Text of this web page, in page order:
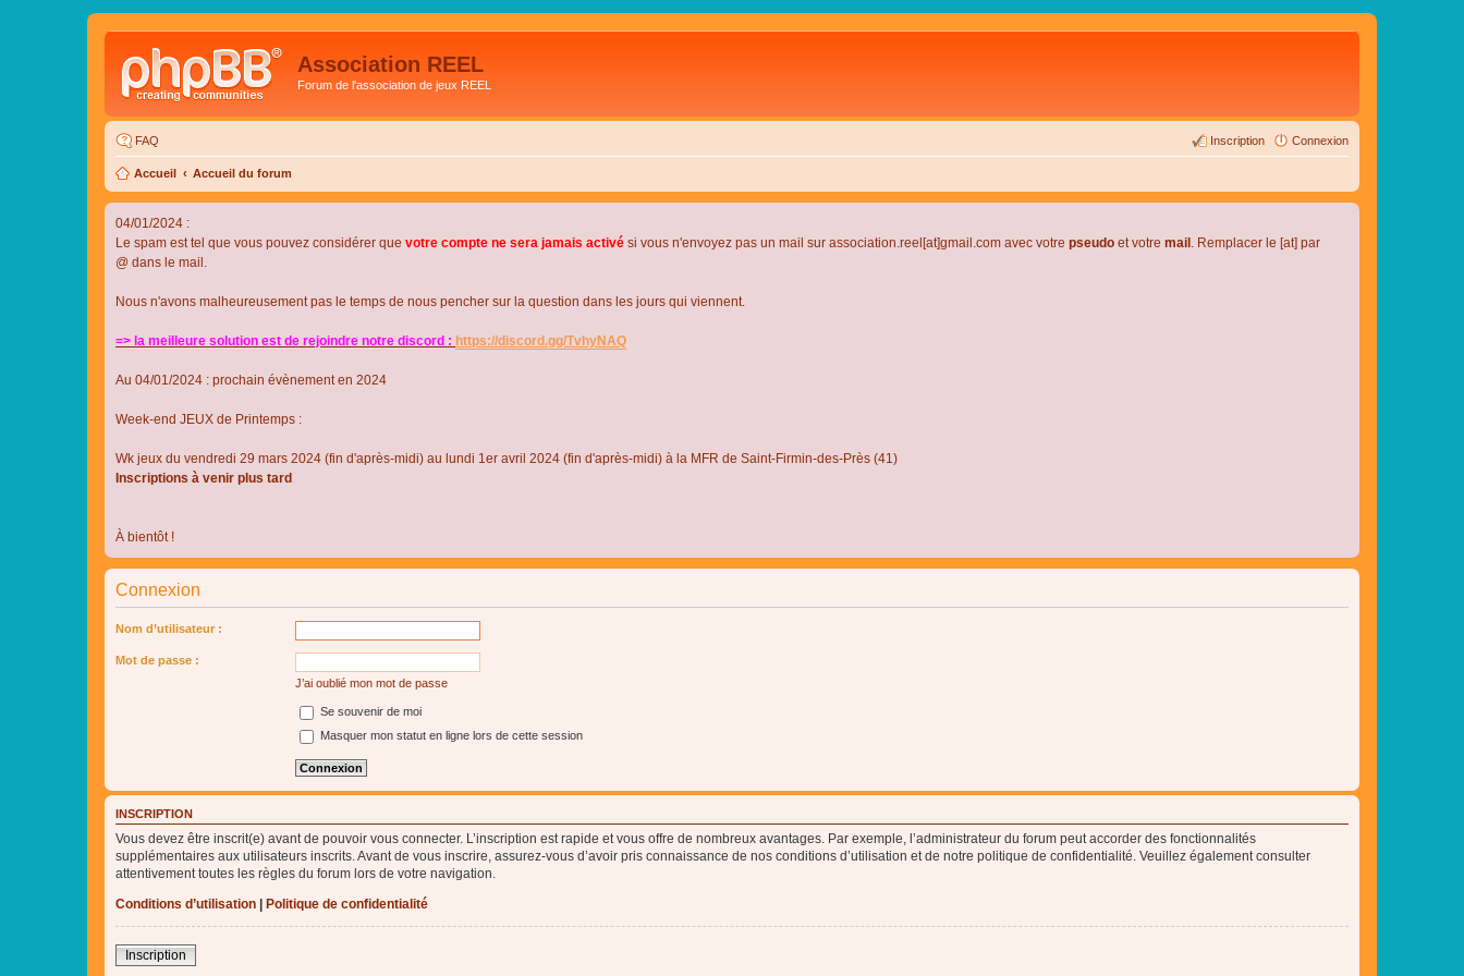
Association REEL
Forum de l'association de jeux REEL
FAQ Connexion
Inscription
Accueil Accueil du forum
04/01/2024 :
Le spam est tel que vous pouvez considérer que votre compte ne sera jamais activé si vous n'envoyez pas un mail sur association.reel[at]gmail.com avec votre pseudo et votre mail . Remplacer le [at] par
@ dans le mail.
Nous n'avons malheureusement pas le temps de nous pencher sur la question dans les jours qui viennent.
=> la meilleure solution est de rejoindre notre discord : https://discord.gg/TvhyNAQ
Au 04/01/2024 : prochain évènement en 2024
Week-end JEUX de Printemps :
Wk jeux du vendredi 29 mars 2024 (fin d'après-midi) au lundi 1er avril 2024 (fin d'après-midi) à la MFR de Saint-Firmin-des-Près (41)
Inscriptions à venir plus tard
À bientôt !
Connexion
Nom d’utilisateur :
Mot de passe :
J’ai oublié mon mot de passe
Se souvenir de moi
Masquer mon statut en ligne lors de cette session
INSCRIPTION
Vous devez être inscrit(e) avant de pouvoir vous connecter. L’inscription est rapide et vous offre de nombreux avantages. Par exemple, l’administrateur du forum peut accorder des fonctionnalités
supplémentaires aux utilisateurs inscrits. Avant de vous inscrire, assurez-vous d’avoir pris connaissance de nos conditions d’utilisation et de notre politique de confidentialité. Veuillez également consulter
attentivement toutes les règles du forum lors de votre navigation.
Conditions d’utilisation
Politique de confidentialité
Inscription